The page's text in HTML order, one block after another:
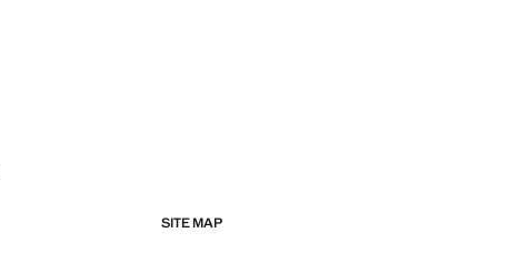
SITE MAP